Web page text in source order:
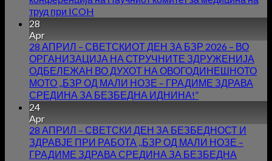
труд при ICOH
28
Apr
28 АПРИЛ – СВЕТСКИОТ ДЕН ЗА БЗР 2026 – ВО
ОРГАНИЗАЦИЈА НА СТРУЧНИТЕ ЗДРУЖЕНИЈА
ОДБЕЛЕЖАН ВО ДУХОТ НА ОВОГОДИНЕШНОТО
МОТО ,,БЗР ОД МАЛИ НОЗЕ – ГРАДИМЕ ЗДРАВА
СРЕДИНА ЗА БЕЗБЕДНА ИДНИНА!”
24
Apr
28 АПРИЛ – СВЕТСКИ ДЕН ЗА БЕЗБЕДНОСТ И
ЗДРАВЈЕ ПРИ РАБОТА ,,БЗР ОД МАЛИ НОЗЕ –
ГРАДИМЕ ЗДРАВА СРЕДИНА ЗА БЕЗБЕДНА